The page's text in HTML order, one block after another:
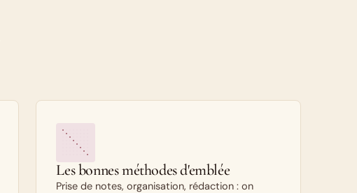
Les bonnes méthodes d'emblée
Prise de notes, organisation, rédaction : on